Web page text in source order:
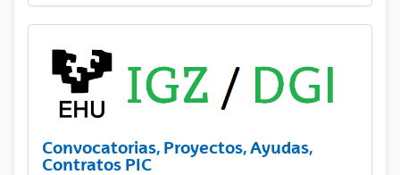
Convocatorias, Proyectos, Ayudas,
Contratos PIC